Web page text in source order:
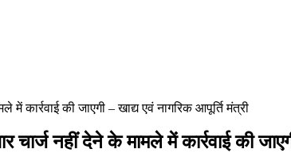
कार्रवाई की जाएगी – खाद्य एवं नागरिक आपूर्ति मंत्री
नहीं देने के मामले में कार्रवाई की